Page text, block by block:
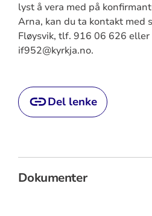
lyst å vera med på
Arna, kan du ta kontakt med
Fløysvik, tlf. 916 06 626
if952@kyrkja.no.
Del lenke
Dokumenter